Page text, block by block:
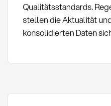
Qualitätsstandards.
stellen die Aktualität
konsolidierten Daten